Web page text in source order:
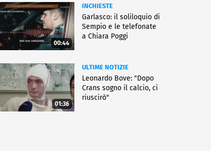
00:44
INCHIESTE
Garlasco: il soliloquio di
Sempio e le telefonate
a Chiara Poggi
01:36
ULTIME NOTIZIE
Leonardo Bove: "Dopo
Crans sogno il calcio, ci
riuscirò"